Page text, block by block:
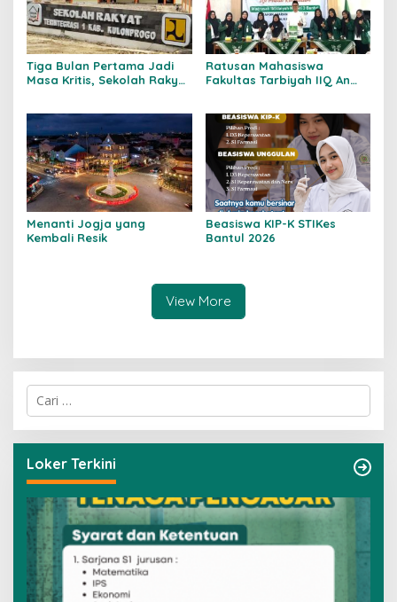
Tiga Bulan Pertama Jadi
Masa Kritis, Sekolah Rakyat
Hari Pertama
Ratusan Mahasiswa
Fakultas Tarbiyah IIQ An
Menanti Jogja yang
Kembali Resik
Beasiswa KIP-K STIKes
Bantul 2026
View More
C
i
u
n
t
u
k
:
Loker Terkini